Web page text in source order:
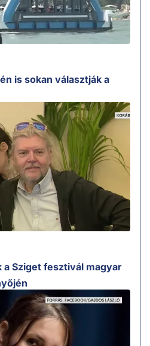
is sokan választják a
a Sziget fesztivál magyar